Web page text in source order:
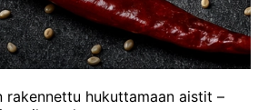
rakennettu hukuttamaan aistit –